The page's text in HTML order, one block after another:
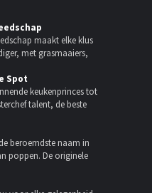
maakt elke klus
met grasmaaiers,
Spot
keukenprinces tot
talent, de beste
beroemdste naam in
poppen. De originele